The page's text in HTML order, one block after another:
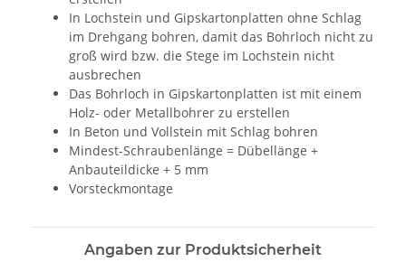
In Lochstein und Gipskartonplatten ohne Schlag
im Drehgang bohren, damit das Bohrloch nicht zu
groß wird bzw. die Stege im Lochstein nicht
ausbrechen
Das Bohrloch in Gipskartonplatten ist mit einem
Holz- oder Metallbohrer zu erstellen
In Beton und Vollstein mit Schlag bohren
Mindest-Schraubenlänge = Dübellänge +
Anbauteildicke + 5 mm
Vorsteckmontage
Angaben zur Produktsicherheit